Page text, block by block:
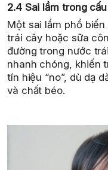
2.4 Sai lầm trong
Một sai lầm phổ
trái cây hoặc sữa
đường trong nước
nhanh chóng, khiến
tín hiệu “no”, dù dạ
và chất béo.